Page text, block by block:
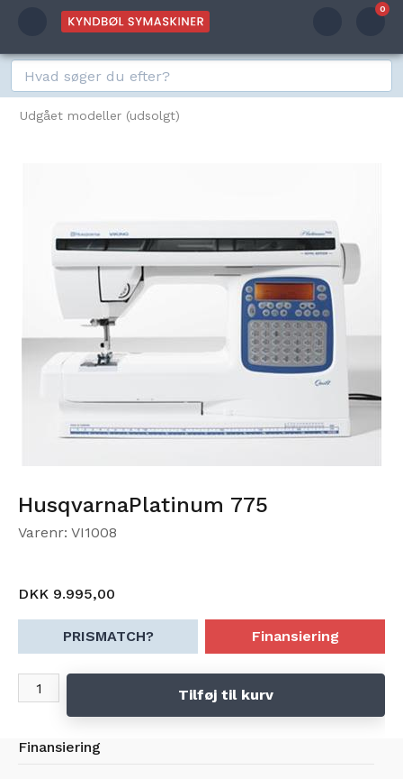
0
Udgået modeller (udsolgt)
HusqvarnaPlatinum 775
Varenr: VI1008
DKK 9.995,00
PRISMATCH? Finansiering
Tilføj til kurv
Finansiering